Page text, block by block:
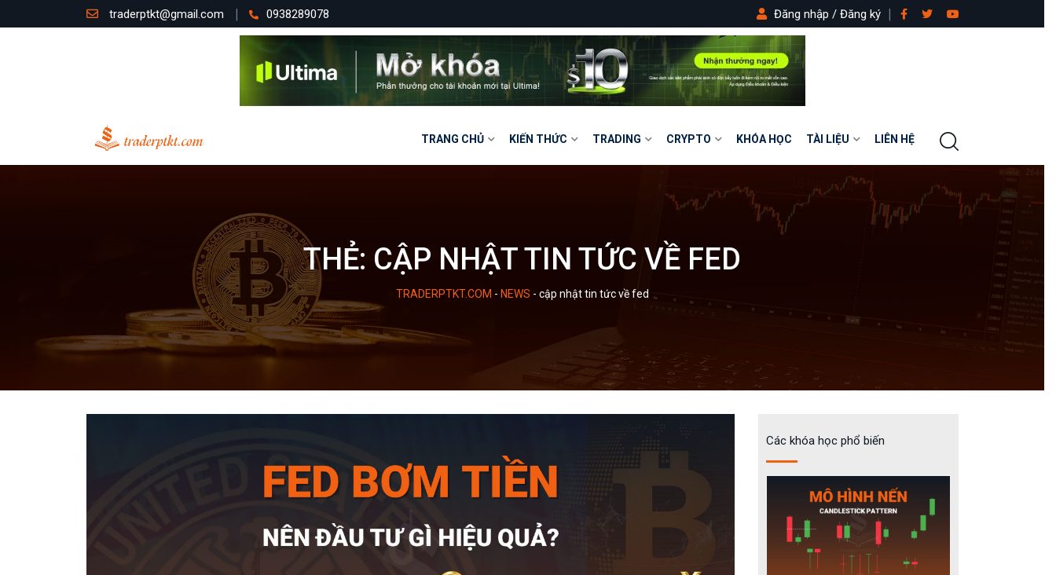
traderptkt@gmail.com 0938289078 Đăng nhập / Đăng ký
TRANG CHỦ KIẾN THỨC TRADING CRYPTO KHÓA HỌC TÀI LIỆU LIÊN HỆ
THẺ: CẬP NHẬT TIN TỨC VỀ FED
TRADERPTKT.COM - NEWS - cập nhật tin tức về fed
Các khóa học phổ biến